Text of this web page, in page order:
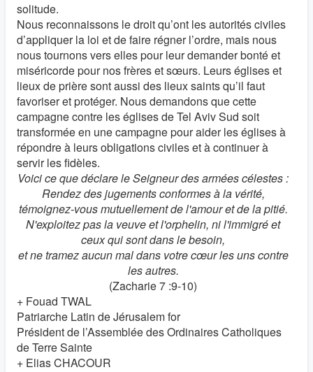
solitude.
Nous reconnaissons le droit qu’ont les autorités civiles
d’appliquer la loi et de faire régner l’ordre, mais nous
nous tournons vers elles pour leur demander bonté et
miséricorde pour nos frères et sœurs. Leurs églises et
lieux de prière sont aussi des lieux saints qu’il faut
favoriser et protéger. Nous demandons que cette
campagne contre les églises de Tel Aviv Sud soit
transformée en une campagne pour aider les églises à
répondre à leurs obligations civiles et à continuer à
servir les fidèles.
Voici ce que déclare le Seigneur des armées célestes :
Rendez des jugements conformes à la vérité,
témoignez-vous mutuellement de l'amour et de la pitié.
N'exploitez pas la veuve et l'orphelin, ni l'immigré et
ceux qui sont dans le besoin,
et ne tramez aucun mal dans votre cœur les uns contre
les autres.
(Zacharie 7 :9-10)
+ Fouad TWAL
Patriarche Latin de Jérusalem for
Président de l’Assemblée des Ordinaires Catholiques
de Terre Sainte
+ Elias CHACOUR